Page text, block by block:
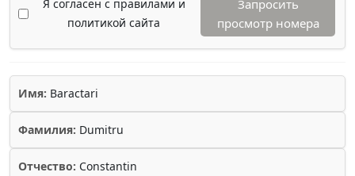
Я согласен с правилами и
политикой сайта
Запросить
просмотр номера
Имя: Baractari
Фамилия: Dumitru
Отчество: Constantin